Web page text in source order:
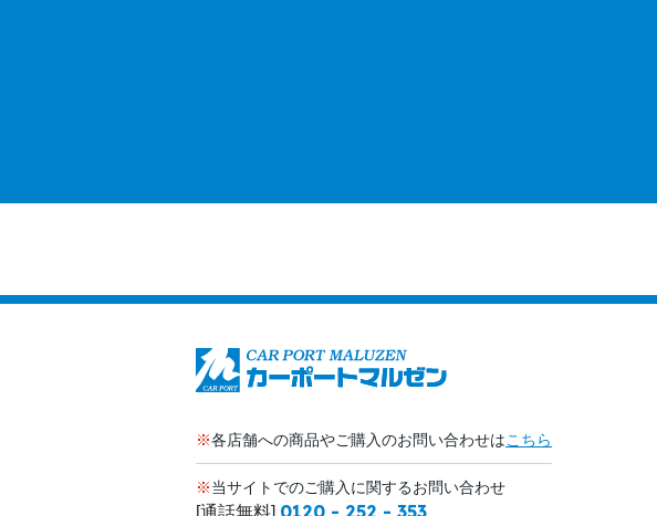
※各店舗への商品やご購入のお問い合わせはこちら
※当サイトでのご購入に関するお問い合わせ
[通話無料] 0120 - 252 - 353